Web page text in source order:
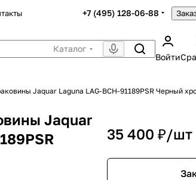
+7 (495) 128-06-88
Каталог
Войти
Jaquar Laguna LAG-BCH-91189PSR Черный
Jaquar
35 400 ₽/шт